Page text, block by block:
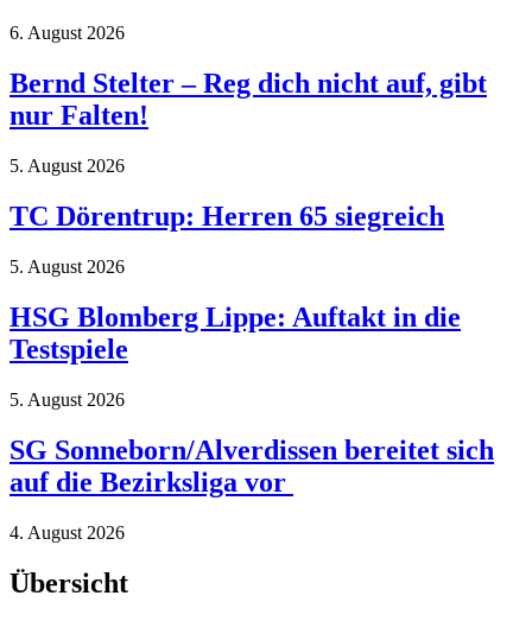
6. August 2026
Bernd Stelter – Reg dich nicht auf, gibt
nur Falten!
5. August 2026
TC Dörentrup: Herren 65 siegreich
5. August 2026
HSG Blomberg Lippe: Auftakt in die
Testspiele
5. August 2026
SG Sonneborn/Alverdissen bereitet sich
auf die Bezirksliga vor
4. August 2026
Übersicht